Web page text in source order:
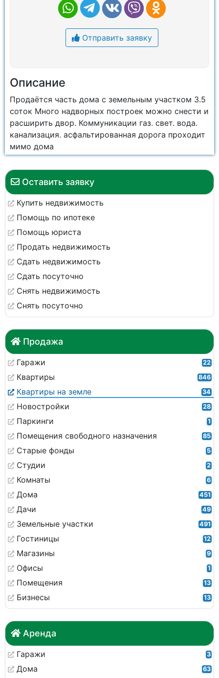
Оставить заявку
Купить недвижимость
Помощь по ипотеке
Помощь юриста
Продать недвижимость
Сдать недвижимость
Сдать посуточно
Снять недвижимость
Снять посуточно
Продажа
Гаражи 22
Квартиры 846
Квартиры на земле 34
Новостройки 28
Паркинги 1
Помещения свободного назначения 85
Старые фонды 5
Студии 2
Комнаты 6
Дома 451
Дачи 49
Земельные участки 491
Гостиницы 12
Магазины 9
Офисы 1
Помещения 13
Бизнесы 13
Аренда
Гаражи 3
Дома 63
Отправить заявку
Описание
Продаётся часть дома с земельным участком 3.5
соток Много надворных построек можно снести и
расширить двор. Коммуникации газ. свет. вода.
канализация. асфальтированная дорога проходит
мимо дома